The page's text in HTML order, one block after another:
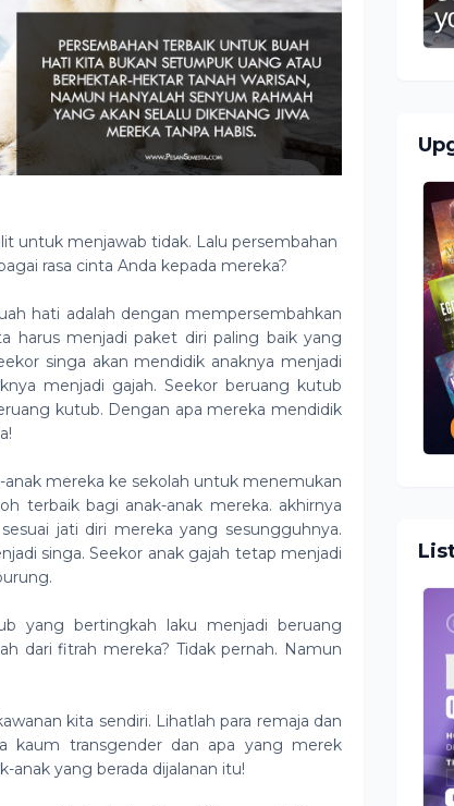
untuk menjawab tidak. Lalu persembahan
rasa cinta Anda kepada mereka?
hati adalah dengan mempersembahkan
harus menjadi paket diri paling baik yang
singa akan mendidik anaknya menjadi
menjadi gajah. Seekor beruang kutub
kutub. Dengan apa mereka mendidik
mereka ke sekolah untuk menemukan
terbaik bagi anak-anak mereka. akhirnya
jati diri mereka yang sesungguhnya.
singa. Seekor anak gajah tetap menjadi
yang bertingkah laku menjadi beruang
dari fitrah mereka? Tidak pernah. Namun
kita sendiri. Lihatlah para remaja dan
kaum transgender dan apa yang merek
anak yang berada dijalanan itu!